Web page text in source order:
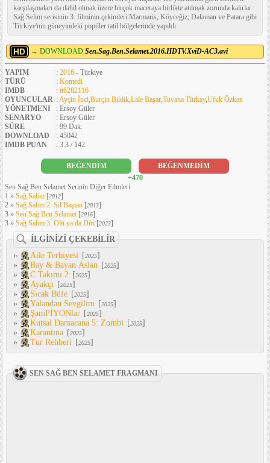
karşılaşmaları da dahil olmak üzere birçok maceraya birlikte atılmak zorunda kalırlar.
Sağ Selim serisinin 3. filminin çekimleri Marmaris, Köyceğiz, Dalaman ve Patara gibi
Türkiye'nin güneyindeki popüler tatil bölgelerinde yapıldı.
→ DOWNLOAD Sen.Sag.Ben.Selamet.2016.HDTV.XviD-AC3.avi
YAPIM : 2016 - Türkiye
TÜRÜ
: Komedi
IMDB
: tt6282116
OYUNCULAR :Ayçin İnci,Burçin Bildik,Lale Başar,Tuvana Türkay,Ufuk Özkan
YÖNETMENI
: Ersoy Güler
SENARYO
: Ersoy Güler
SÜRE
: 99 Dak.
DOWNLOAD
: 45042
IMDB PUAN
: 3.3 / 142
BEĞENDİM
BEĞENMEDİM
+470
Sen Sağ Ben Selamet Serinin Diğer Filmleri
1 » Sağ Salim [2012]
2 » Sağ Salim 2: Sil Baştan [2013]
3 » Sen Sağ Ben Selamet[2016]
3 » Sağ Salim 3: Ölü ya da Diri [2023]
İLGİNİZİ ÇEKEBİLİR
»
Aile Terbiyesi [2025]
»
Bay & Bayan Aslan [2025]
»
C Takımı 2 [2025]
»
Ayakçı [2025]
»
Sıcak Büfe [2025]
»
Yalandan Sevgilim [2025]
»
ŞamPİYONlar [2025]
»
Kutsal Damacana 5: Zombi [2025]
»
Karantina [2025]
»
Tur Rehberi [2025]
SEN SAĞ BEN SELAMET FRAGMANI